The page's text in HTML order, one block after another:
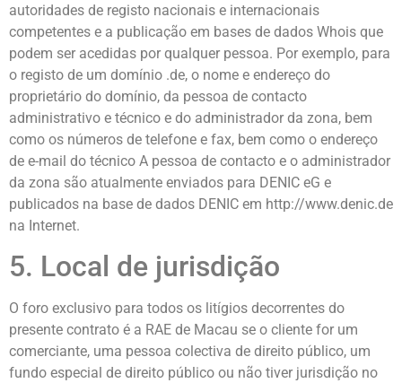
autoridades de registo nacionais e internacionais
competentes e a publicação em bases de dados Whois que
podem ser acedidas por qualquer pessoa. Por exemplo, para
o registo de um domínio .de, o nome e endereço do
proprietário do domínio, da pessoa de contacto
administrativo e técnico e do administrador da zona, bem
como os números de telefone e fax, bem como o endereço
de e-mail do técnico A pessoa de contacto e o administrador
da zona são atualmente enviados para DENIC eG e
publicados na base de dados DENIC em http://www.denic.de
na Internet.
5. Local de jurisdição
O foro exclusivo para todos os litígios decorrentes do
presente contrato é a RAE de Macau se o cliente for um
comerciante, uma pessoa colectiva de direito público, um
fundo especial de direito público ou não tiver jurisdição no